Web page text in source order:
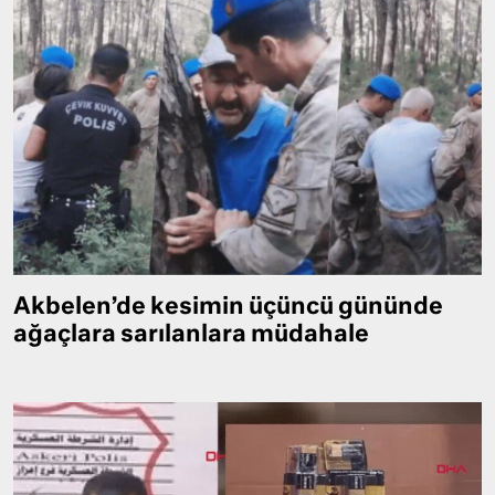
Akbelen’de kesimin üçüncü gününde
ağaçlara sarılanlara müdahale